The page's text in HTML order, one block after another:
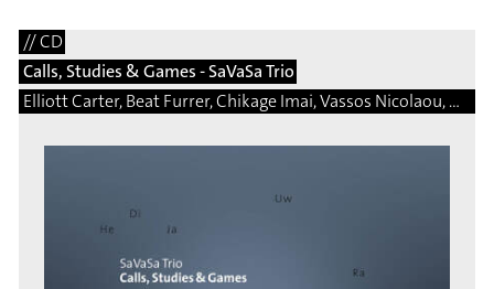
// CD
Calls, Studies & Games - SaVaSa Trio
Elliott Carter, Beat Furrer, Chikage Imai, Vassos Nicolaou, Matej Bonin, Bernhard Gander, Manfred Trojahn, Vito Žuraj, Marcelo Perticone, Steingrimur Rohloff, Márton Illés, Natalio Sued, Damon Thomas Lee, Hermann Kretzschmar, Martin Matalon, Adalberto Vidal